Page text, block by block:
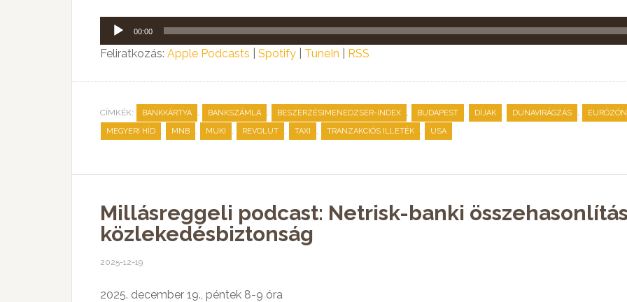
Audió
lejátszó
00:00
Feliratkozás: Apple Podcasts Spotify TuneIn RSS
CÍMKÉK: BANKKÁRTYA , BANKSZÁMLA , BESZERZÉSIMENEDZSER-INDEX , BUDAPEST , DÍJAK , DUNAVIRÁGZÁS ,
MEGYERI HÍD , MNB , MUKI , REVOLUT , TAXI , TRANZAKCIÓS ILLETÉK , USA
Millásreggeli podcast: Netrisk-banki
közlekedésbiztonság
2025-12-19
2025. december 19., péntek 8-9 óra